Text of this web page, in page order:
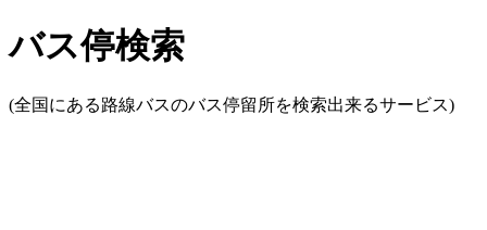
バス停検索
(全国にある路線バスのバス停留所を検索出来るサービス)